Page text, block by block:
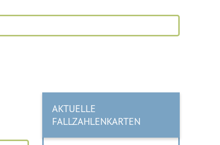
AKTUELLE
FALLZAHLENKARTEN